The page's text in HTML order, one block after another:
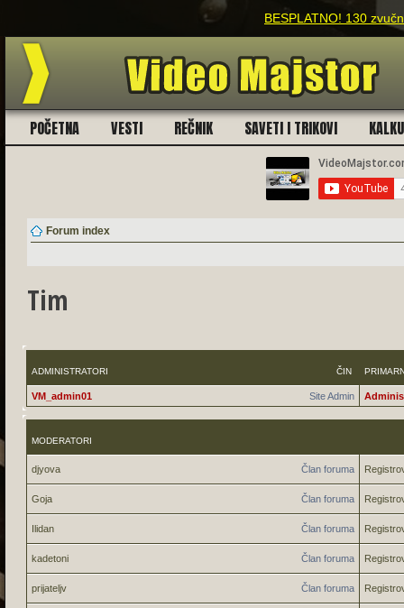
BESPLATNO! 130
POČETNA VESTI REČNIK SAVETI I TRIKOVI
Forum index
Tim
ČIN
ADMINISTRATORI
Site Admin
VM_admin01
MODERATORI
Član foruma
djyova
Član foruma
Goja
Član foruma
Ilidan
Član foruma
kadetoni
Član foruma
prijateljv